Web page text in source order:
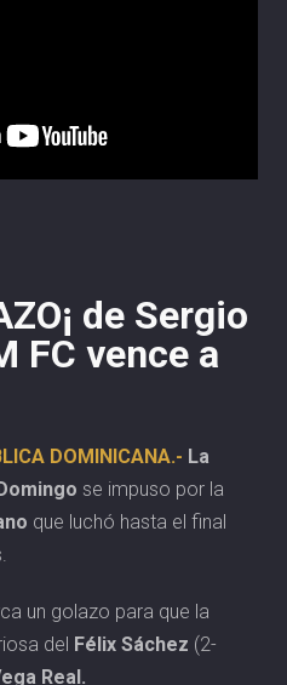
de Sergio
FC vence a
DOMINICANA.- La
se impuso por la
que luchó hasta el final
un golazo para que la
del Félix Sáchez (2-
Real.